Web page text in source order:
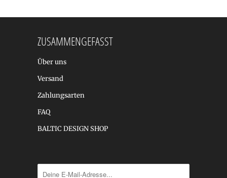
ZUSAMMENGEFASST
Über uns
Versand
Zahlungsarten
FAQ
BALTIC DESIGN SHOP